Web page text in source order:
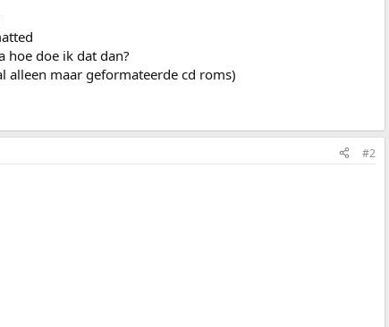
hoe doe ik dat dan?
alleen maar geformateerde cd roms)
#2